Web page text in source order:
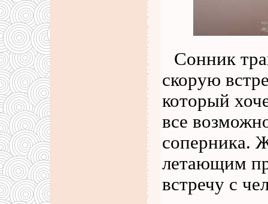
Сонник
скорую
который
все
соперника.
летающим
встречу с